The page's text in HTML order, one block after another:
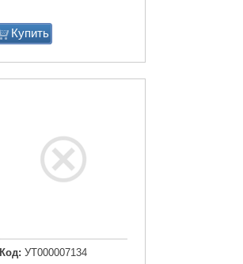
Купить
Код: УТ000007134